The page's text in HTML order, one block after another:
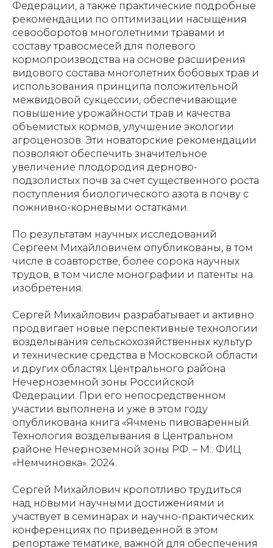
Федерации, а также практические подробные
рекомендации по оптимизации насыщения
севооборотов многолетними травами и
составу травосмесей для полевого
кормопроизводства на основе расширения
видового состава многолетних бобовых трав и
использования принципа положительной
межвидовой сукцессии, обеспечивающие
повышение урожайности трав и качества
объемистых кормов, улучшение экологии
агроценозов. Эти новаторские рекомендации
позволяют обеспечить значительное
увеличение плодородия дерново-
подзолистых почв за счет существенного роста
поступления биологического азота в почву с
пожнивно-корневыми остатками.
По результатам научных исследований
Сергеем Михайловичем опубликованы, в том
числе в соавторстве, более сорока научных
трудов, в том числе монографии и патенты на
изобретения.
Сергей Михайлович разрабатывает и активно
продвигает новые перспективные технологии
возделывания сельскохозяйственных культур
и технические средства в Московской области
и других областях Центрального района
Нечерноземной зоны Российской
Федерации. При его непосредственном
участии выполнена и уже в этом году
опубликована книга «Ячмень пивоваренный.
Технология возделывания в Центральном
районе Нечерноземной зоны РФ. – М.: ФИЦ
«Немчиновка». 2024.
Сергей Михайлович кропотливо трудиться
над новыми научными достижениями и
участвует в семинарах и научно-практических
конференциях по приведенной в этом
репортаже тематике, важной для обеспечения